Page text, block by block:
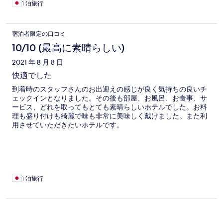
1 泊旅行
宿泊者限定の口コミ
10/10 (最高に素晴らしい)
2021 年 8 月 8 日
快適でした
到着時のスタッフさんのお出迎えの感じが良く気持ちの良いチ
ェックインとなりました。その後も部屋、お風呂、お食事、サ
ービス、どれを取ってもとても素晴らしいホテルでした。お料
理も盛り付けも綺麗で味も非常に美味しく戴けました。また利
用させていただきたいホテルです。
1 泊旅行